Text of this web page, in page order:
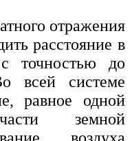
отражения
расстояние в
точностью до
всей системе
равное одной
земной
воздуха